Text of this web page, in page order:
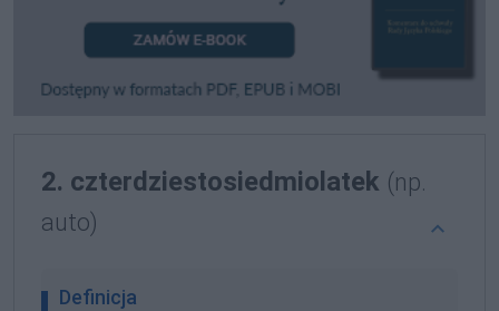
2. czterdziestosiedmiolatek (np.
auto)
Definicja